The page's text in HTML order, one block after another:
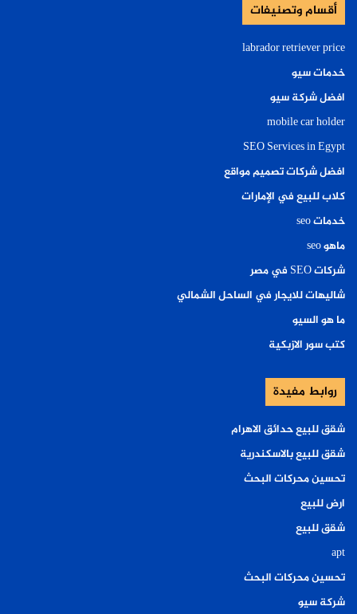
أقسام وتصنيفات
labrador retriever price
خدمات سيو
افضل شركة سيو
mobile car holder
SEO Services in Egypt
افضل شركات تصميم مواقع
كلاب للبيع في الإمارات
خدمات seo
ماهو seo
شركات SEO في مصر
شاليهات للايجار في الساحل الشمالي
ما هو السيو
كتب سور الازبكية
روابط مفيدة
شقق للبيع حدائق الاهرام
شقق للبيع بالاسكندرية
تحسين محركات البحث
ارض للبيع
شقق للبيع
apt
تحسين محركات البحث
شركة سيو